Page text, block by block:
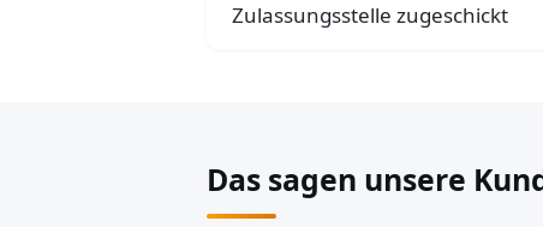
Zulassungsstelle zugeschickt
Das sagen unsere